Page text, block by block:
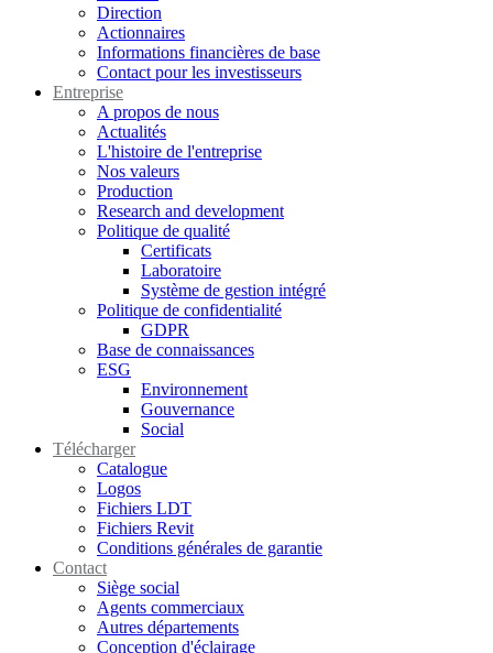
Direction
Actionnaires
Informations financières de base
Contact pour les investisseurs
Entreprise
A propos de nous
Actualités
L'histoire de l'entreprise
Nos valeurs
Production
Research and development
Politique de qualité
Certificats
Laboratoire
Système de gestion intégré
Politique de confidentialité
GDPR
Base de connaissances
ESG
Environnement
Gouvernance
Social
Télécharger
Catalogue
Logos
Fichiers LDT
Fichiers Revit
Conditions générales de garantie
Contact
Siège social
Agents commerciaux
Autres départements
Conception d'éclairage